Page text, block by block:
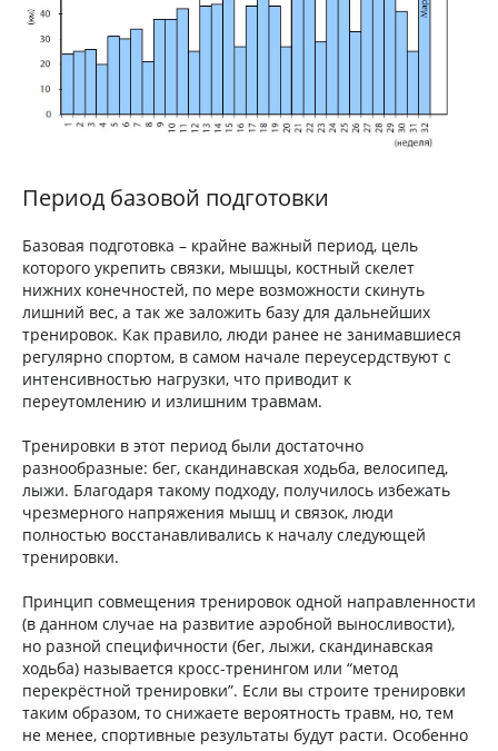
Период базовой подготовки
Базовая подготовка – крайне важный период, цель
которого укрепить связки, мышцы, костный скелет
нижних конечностей, по мере возможности скинуть
лишний вес, а так же заложить базу для дальнейших
тренировок. Как правило, люди ранее не занимавшиеся
регулярно спортом, в самом начале переусердствуют с
интенсивностью нагрузки, что приводит к
переутомлению и излишним травмам.
Тренировки в этот период были достаточно
разнообразные: бег, скандинавская ходьба, велосипед,
лыжи. Благодаря такому подходу, получилось избежать
чрезмерного напряжения мышц и связок, люди
полностью восстанавливались к началу следующей
тренировки.
Принцип совмещения тренировок одной направленности
(в данном случае на развитие аэробной выносливости),
но разной специфичности (бег, лыжи, скандинавская
ходьба) называется кросс-тренингом или “метод
перекрёстной тренировки”. Если вы строите тренировки
таким образом, то снижаете вероятность травм, но, тем
не менее, спортивные результаты будут расти. Особенно